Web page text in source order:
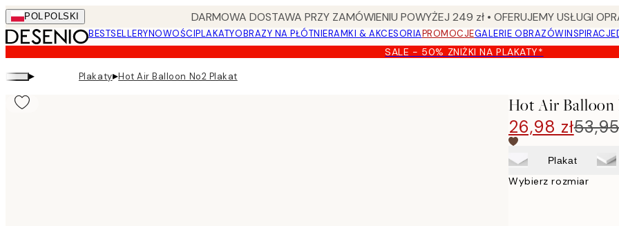
Skip
to
main
content.
POL POLSKI DARMOWA DOSTAWA PRZY ZAMÓWIENIU POWYŻEJ 249 zł • OFERUJEMY USŁUGI
BESTSELLERYNOWOŚCIPLAKATYOBRAZY NA PŁÓTNIERAMKI & AKCESORIAPROMOCJEGALERIE OBRAZÓWINSPIRACJE
SALE - 50% ZNIŻKI NA PLAKATY*
▸ Plakaty▸Hot Air Balloon No2 Plakat
Hot Air Balloon
26,98 zł
Plakat
Wybierz rozmiar